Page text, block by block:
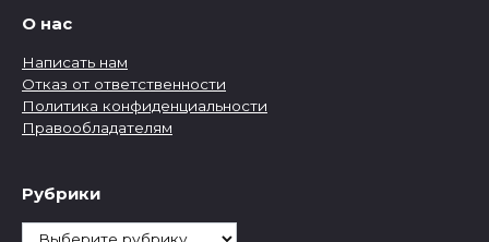
О нас
Написать нам
Отказ от ответственности
Политика конфиденциальности
Правообладателям
Рубрики
Рубрики